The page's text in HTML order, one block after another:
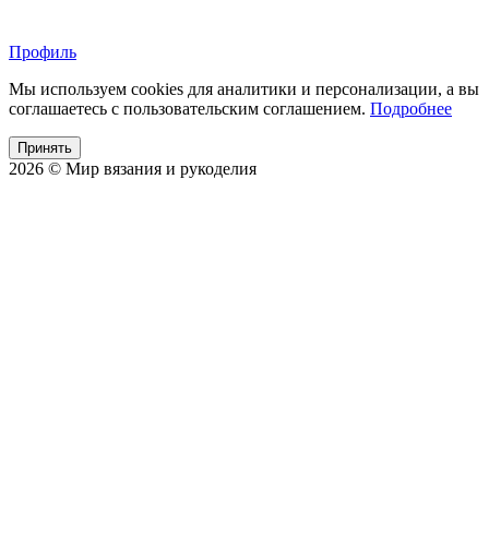
Профиль
Мы используем cookies для аналитики и персонализации, а вы
соглашаетесь с пользовательским соглашением. Подробнее
Принять
2026 © Мир вязания и рукоделия